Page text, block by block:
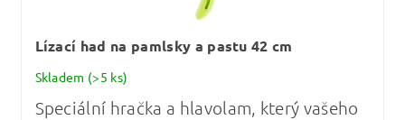
Lízací had na pamlsky a pastu 42 cm
Skladem (>5 ks)
Speciální hračka a hlavolam, který vašeho